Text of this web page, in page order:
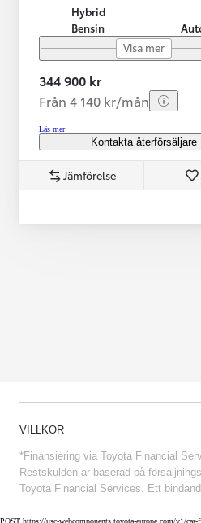
Hybrid
Bensin
Visa mer
344 900 kr
Från 4 140 kr/mån
Läs mer
Kontakta återförsäljare
Jämförelse
VILLKOR
*Finansiering via Toyota Financial
Restskulden är baserad på
Toyota Financial Services. Ett
POST https://usc-webcomponents.toyota-europe.com/v1/